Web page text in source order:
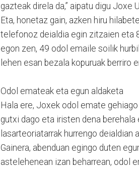
gazteak direla da,” aipatu digu Joxe
Eta, honetaz gain, azken hiru
telefonoz deialdia egin zitzaien eta
egon zen, 49 odol emaile soilik
lehen esan bezala kopuruak berriro
Odol emateak eta egun aldaketa
Hala ere, Joxek odol emate gehiago
gutxi dago eta iristen dena berehala
lasarteoriatarrak hurrengo
Gainera, abenduan egingo duten
astelehenean izan beharrean, odol